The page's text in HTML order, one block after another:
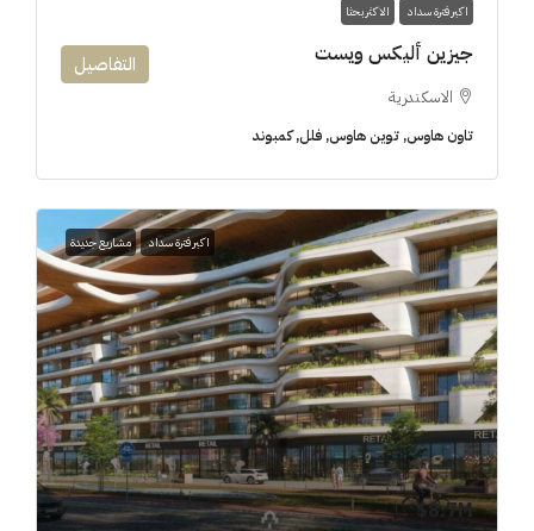
اكبر فترة سداد الاكثر بحثا
جيزين أليكس ويست
الاسكندرية
تاون هاوس, توين هاوس, فلل, كمبوند
التفاصيل
اكبر فترة سداد مشاريع جديدة
8.7M$